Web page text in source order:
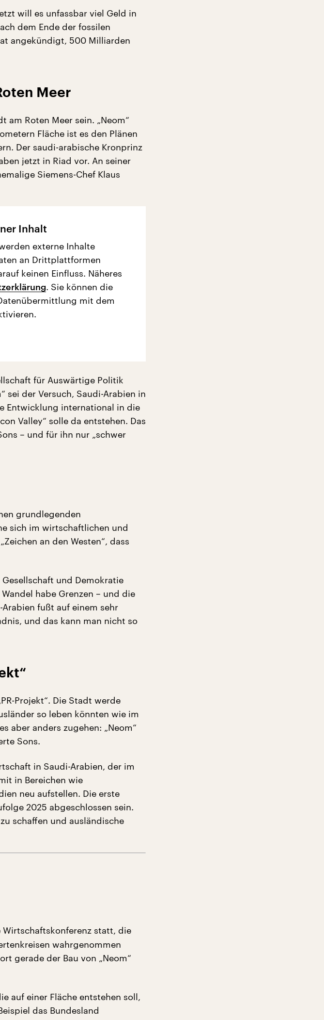
will es unfassbar viel Geld in
dem Ende der fossilen
angekündigt, 500 Milliarden
Meer
am Roten Meer sein. „Neom“
Fläche ist es den Plänen
Der saudi-arabische Kronprinz
jetzt in Riad vor. An seiner
Siemens-Chef Klaus
Inhalt
externe Inhalte
an Drittplattformen
keinen Einfluss. Näheres
. Sie können die
mit dem
für Auswärtige Politik
sei der Versuch, Saudi-Arabien in
Entwicklung international in die
Valley“ solle da entstehen. Das
– und für ihn nur „schwer
grundlegenden
sich im wirtschaftlichen und
an den Westen“, dass
und Demokratie
habe Grenzen – und die
fußt auf einem sehr
und das kann man nicht so
Projekt“. Die Stadt werde
so leben könnten wie im
aber anders zugehen: „Neom“
Sons.
in Saudi-Arabien, der im
in Bereichen wie
neu aufstellen. Die erste
2025 abgeschlossen sein.
schaffen und ausländische
statt, die
wahrgenommen
gerade der Bau von „Neom“
auf einer Fläche entstehen soll,
das Bundesland